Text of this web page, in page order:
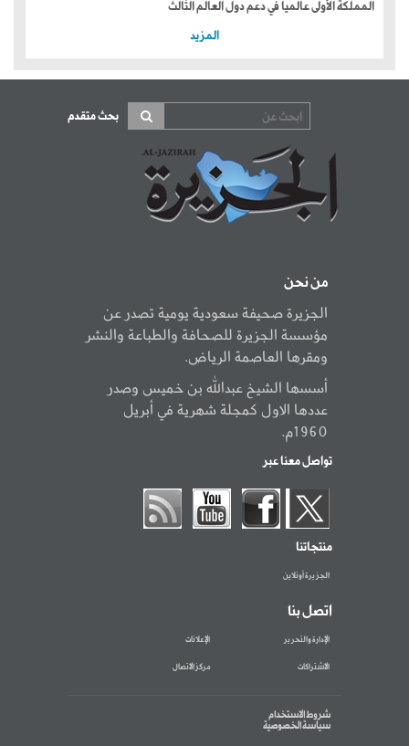
المملكة الأولى عالمياً في دعم دول العالم الثالث
المزيد
بحث متقدم
من نحن
الجزيرة صحيفة سعودية يومية تصدر عن
مؤسسة الجزيرة للصحافة والطباعة والنشر
ومقرها العاصمة الرياض.
أسسها الشيخ عبدالله بن خميس وصدر
عددها الاول كمجلة شهرية في أبريل
1960م.
تواصل معنا عبر
منتجاتنا
الجزيرة أونلاين
اتصل بنا
الإدارة والتحرير الإعلانات
الاشتراكات مركز الاتصال
شروط الاستخدام
سياسة الخصوصية